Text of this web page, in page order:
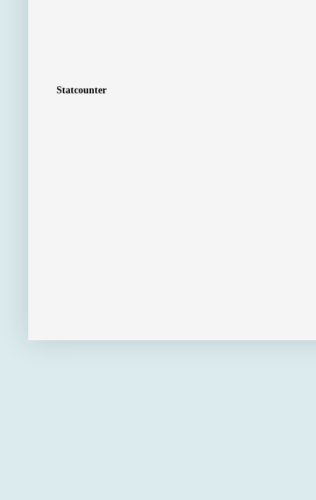
Statcounter